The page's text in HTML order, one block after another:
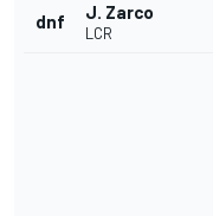
dnf J. Zarco
LCR